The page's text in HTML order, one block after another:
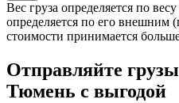
Вес груза определяется по
определяется по его внешним
стоимости принимается
Отправляйте грузы
Тюмень с выгодой